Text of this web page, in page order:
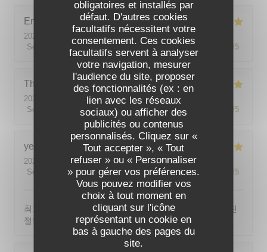
obligatoires et installés par
défaut. D'autres cookies
facultatifs nécessitent votre
consentement. Ces cookies
facultatifs servent à analyser
votre navigation, mesurer
l'audience du site, proposer
des fonctionnalités (ex : en
lien avec les réseaux
sociaux) ou afficher des
publicités ou contenus
personnalisés. Cliquez sur «
Tout accepter », « Tout
refuser » ou « Personnaliser
» pour gérer vos préférences.
Vous pouvez modifier vos
choix à tout moment en
cliquant sur l'icône
représentant un cookie en
bas à gauche des pages du
site.
Emilie
2026-08-05
- 20:30 - Couverts 2
Service
/5 Ambiance: 5 /5 Cuisine: 5 /5 Qualité / Prix /5
Theo
2026-08-01
- 19:00 - Couverts 2
Service
Ambiance: 5 /5 Cuisine: 5/5 Qualité / Prix /5
yeonghun
2026-08-03
- 19:00 - Couverts 4
Service
/5 Ambiance: 5/5 Cuisine: 5/5 Qualité / Prix /5
최고의 분위기, 최고의 맛, 프랑스어가 서툴지만 서버가 친
절함